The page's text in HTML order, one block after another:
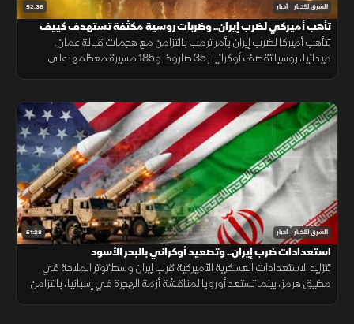
52:38 الشرق للأخبار أخبار
تأهب أميركي لضرب إيران.. وضربات روسية مكثفة تستهدف كييف
تتأهب أميركا لضرب إيران بأمر ترمب بالتزامن مع هجمات قبالة عمان.
ميدانيا، روسيا تقصف أوكرانيا بـ35 صاروخا و185 مسيرة معظمها على
51:28 الشرق للأخبار أخبار
استعدادات ضرب إيران.. وتصعيد أوكراني بالبحر الأسود
تتزايد الاستعدادات العسكرية الأميركية قرب إيران وسط توتر الملاحة في
مضيق هرمز، بينما تستعد أوروبا لمناقشة أزمة الهجرة في إسبانيا، بالتزامن